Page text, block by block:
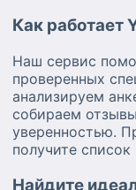
Как работает
Наш сервис
проверенных
анализируем
собираем
уверенностью.
получите
Найдите